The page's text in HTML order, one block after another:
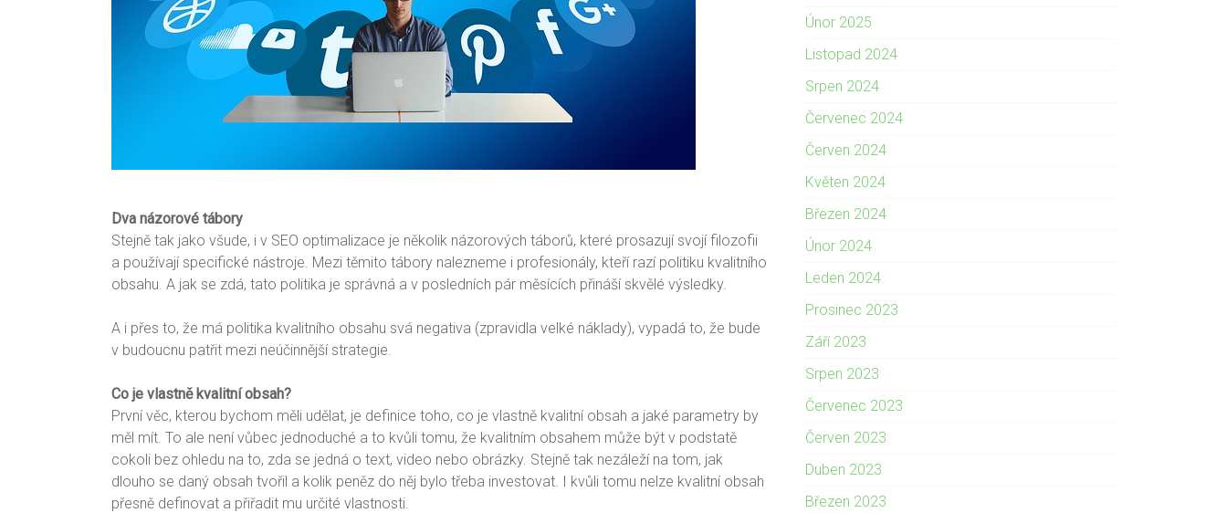
Dva názorové tábory
Stejně tak jako všude, i v SEO optimalizace je několik názorových táborů, které prosazují svojí filozofii
a používají specifické nástroje. Mezi těmito tábory nalezneme i profesionály, kteří razí politiku kvalitního
obsahu. A jak se zdá, tato politika je správná a v posledních pár měsících přináší skvělé výsledky.
A i přes to, že má politika kvalitního obsahu svá negativa (zpravidla velké náklady), vypadá to, že bude
v budoucnu patřit mezi neúčinnější strategie.
Co je vlastně kvalitní obsah?
První věc, kterou bychom měli udělat, je definice toho, co je vlastně kvalitní obsah a jaké parametry by
měl mít. To ale není vůbec jednoduché a to kvůli tomu, že kvalitním obsahem může být v podstatě
cokoli bez ohledu na to, zda se jedná o text, video nebo obrázky. Stejně tak nezáleží na tom, jak
dlouho se daný obsah tvořil a kolik peněz do něj bylo třeba investovat. I kvůli tomu nelze kvalitní obsah
přesně definovat a přiřadit mu určité vlastnosti.
Únor 2025
Listopad 2024
Srpen 2024
Červenec 2024
Červen 2024
Květen 2024
Březen 2024
Únor 2024
Leden 2024
Prosinec 2023
Září 2023
Srpen 2023
Červenec 2023
Červen 2023
Duben 2023
Březen 2023